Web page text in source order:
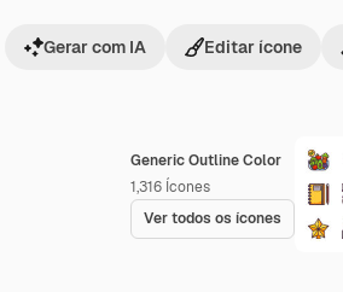
Generic Outline Color
1,316 Ícones
Ver todos os ícones
Gerar com IA Editar ícone